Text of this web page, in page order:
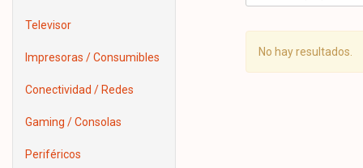
Televisor
Impresoras / Consumibles
Conectividad / Redes
Gaming / Consolas
Periféricos
No hay resultados.